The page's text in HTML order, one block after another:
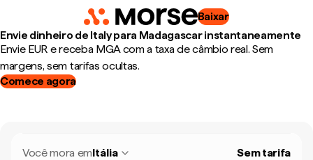
Baixar
Envie dinheiro de Italy para Madagascar instantaneamente
Envie EUR e receba MGA com a taxa de câmbio real. Sem
margens, sem tarifas ocultas.
Comece agora
Você mora emItália Sem tarifa